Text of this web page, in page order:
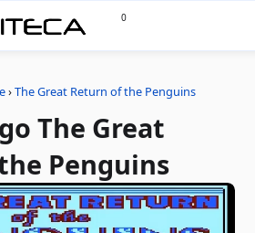
0
›The Great Return of the Penguins
The Great
Penguins